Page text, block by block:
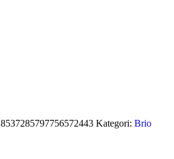
8537285797756572443 Kategori: Brio